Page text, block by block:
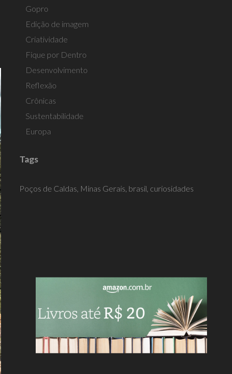
Gopro
Edição de imagem
Criatividade
Fique por Dentro
Desenvolvimento
Reflexão
Crônicas
Sustentabilidade
Europa
Tags
Poços de Caldas, Minas Gerais, brasil, curiosidades